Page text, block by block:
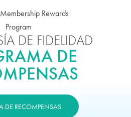
DE FIDELIDAD
DE
DE RECOMPENSAS